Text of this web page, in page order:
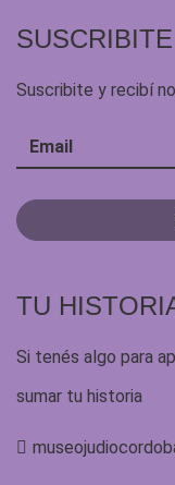
SUSCRIBITE
Suscribite y recibí
TU
Si tenés algo para
sumar tu historia